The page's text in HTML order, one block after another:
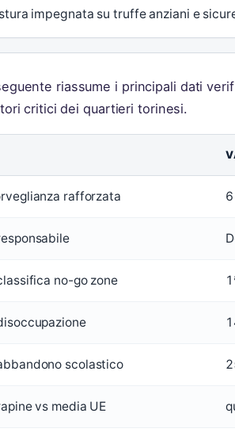
impegnata su truffe anziani e
riassume i principali dati
critici dei quartieri torinesi.
rafforzata 6
no-go zone
scolastico
vs media UE